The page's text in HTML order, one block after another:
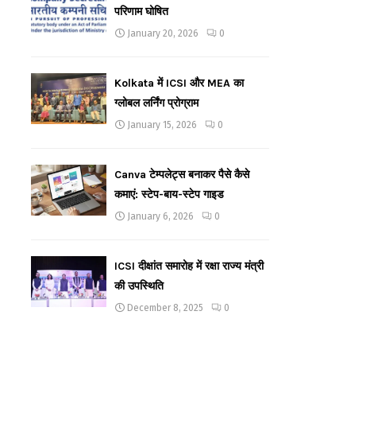
परिणाम घोषित
January 20, 2026 0
Kolkata में ICSI और MEA का
ग्लोबल लर्निंग प्रोग्राम
January 15, 2026 0
Canva टेम्पलेट्स बनाकर पैसे कैसे
कमाएं: स्टेप-बाय-स्टेप गाइड
January 6, 2026 0
ICSI दीक्षांत समारोह में रक्षा राज्य मंत्री
की उपस्थिति
December 8, 2025 0